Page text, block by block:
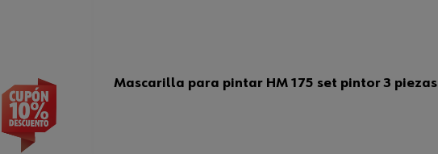
Mascarilla para pintar HM 175 set pintor 3 piezas